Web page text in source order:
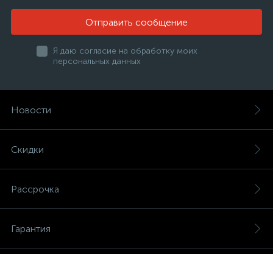
Отправить сообщение
Я даю согласие на обработку моих
персональных данных
Новости
Скидки
Рассрочка
Гарантия